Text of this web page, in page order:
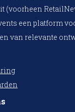
(voorheen
een platform
van relevante